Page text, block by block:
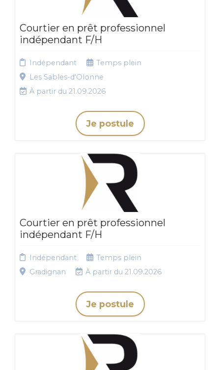
Courtier en prêt professionnel
indépendant F/H
Indépendant
Temps plein
Les Sables-d'Olonne
À partir du 21.09.2026
Je postule
Courtier en prêt professionnel
indépendant F/H
Indépendant
Temps plein
Gradignan
À partir du 21.09.2026
Je postule